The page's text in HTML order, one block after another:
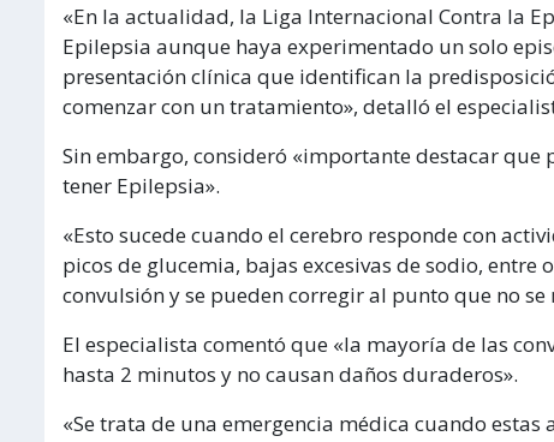
«En la actualidad, la Liga Internacional Contra la
Epilepsia aunque haya experimentado un solo
presentación clínica que identifican la
comenzar con un tratamiento», detalló el
Sin embargo, consideró «importante destacar
tener Epilepsia».
«Esto sucede cuando el cerebro responde con
picos de glucemia, bajas excesivas de sodio, entre
convulsión y se pueden corregir al punto que no se
El especialista comentó que «la mayoría de las
hasta 2 minutos y no causan daños duraderos».
«Se trata de una emergencia médica cuando